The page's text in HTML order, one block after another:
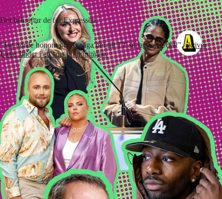
Det bekräftar de för Expressen.
”Jag hörde honom precis säga det till TT så jag antar det!”,skriver
Little Jinder i ett sms till tidningen.